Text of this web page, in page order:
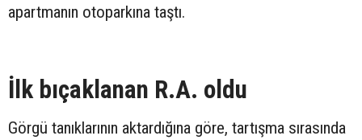
apartmanın otoparkına taştı.
İlk bıçaklanan R.A. oldu
Görgü tanıklarının aktardığına göre, tartışma sırasında